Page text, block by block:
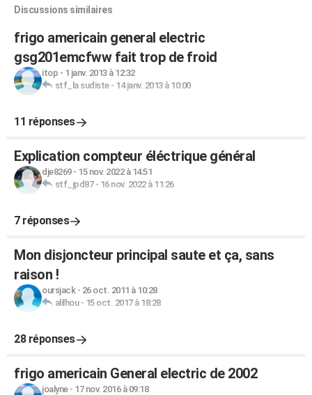
Discussions similaires
frigo americain general electric
gsg201emcfww fait trop de froid
itop - 1 janv. 2013 à 12:32
stf_la sudiste- 14 janv. 2013 à 10:00
11 réponses
Explication compteur éléctrique général
dje8269- 15 nov. 2022 à 14:51
stf_jpd87- 16 nov. 2022 à 11:26
7 réponses
Mon disjoncteur principal saute et ça, sans
raison !
oursjack- 26 oct. 2011 à 10:28
alilhou- 15 oct. 2017 à 18:28
28 réponses
frigo americain General electric de 2002
joalyne- 17 nov. 2016 à 09:18